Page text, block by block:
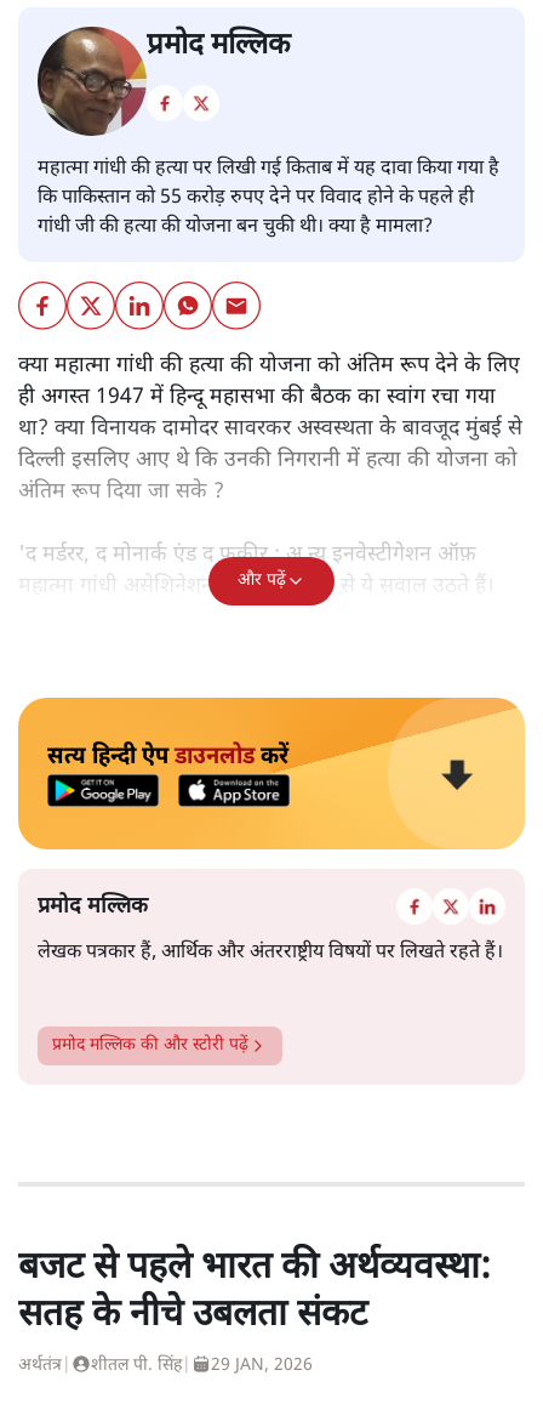
प्रमोद मल्लिक
महात्मा गांधी की हत्या पर लिखी गई किताब में यह दावा किया गया है
कि पाकिस्तान को 55 करोड़ रुपए देने पर विवाद होने के पहले ही
गांधी जी की हत्या की योजना बन चुकी थी। क्या है मामला?
क्या महात्मा गांधी की हत्या की योजना को अंतिम रूप देने के लिए
ही अगस्त 1947 में हिन्दू महासभा की बैठक का स्वांग रचा गया
था? क्या विनायक दामोदर सावरकर अस्वस्थता के बावजूद मुंबई से
दिल्ली इसलिए आए थे कि उनकी निगरानी में हत्या की योजना को
अंतिम रूप दिया जा सके ?
'द मर्डरर, द मोनार्क एंड द फ़कीर : अ न्यू इनवेस्टीगेशन ऑफ़
महात्मा गांधी असेशिनेशन' नामक किताब से ये सवाल उठते हैं।
और पढ़ें
सत्य हिन्दी ऐपडाउनलोडकरें
प्रमोद मल्लिक
लेखक पत्रकार हैं, आर्थिक और अंतरराष्ट्रीय विषयों पर लिखते रहते हैं।
प्रमोद मल्लिक की और स्टोरी पढ़ें
बजट से पहले भारत की अर्थव्यवस्था:
सतह के नीचे उबलता संकट
अर्थतंत्र शीतल पी. सिंह| 29 JAN, 2026